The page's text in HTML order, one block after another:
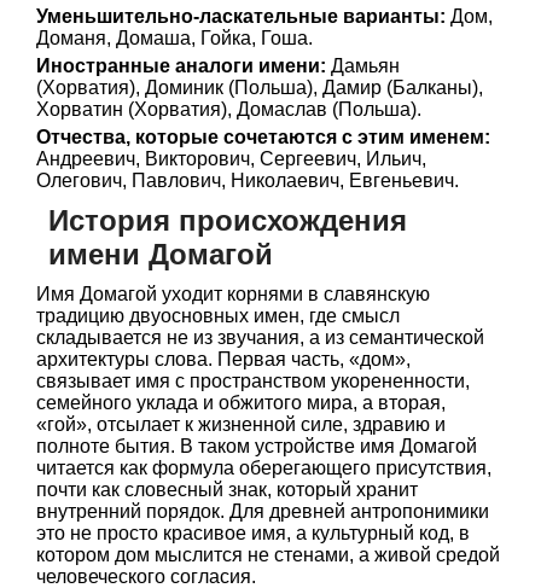
Уменьшительно-ласкательные варианты: Дом,
Доманя, Домаша, Гойка, Гоша.
Иностранные аналоги имени: Дамьян
(Хорватия), Доминик (Польша), Дамир (Балканы),
Хорватин (Хорватия), Домаслав (Польша).
Отчества, которые сочетаются с этим именем:
Андреевич, Викторович, Сергеевич, Ильич,
Олегович, Павлович, Николаевич, Евгеньевич.
История происхождения
имени Домагой
Имя Домагой уходит корнями в славянскую
традицию двуосновных имен, где смысл
складывается не из звучания, а из семантической
архитектуры слова. Первая часть, «дом»,
связывает имя с пространством укорененности,
семейного уклада и обжитого мира, а вторая,
«гой», отсылает к жизненной силе, здравию и
полноте бытия. В таком устройстве имя Домагой
читается как формула оберегающего присутствия,
почти как словесный знак, который хранит
внутренний порядок. Для древней антропонимики
это не просто красивое имя, а культурный код, в
котором дом мыслится не стенами, а живой средой
человеческого согласия.